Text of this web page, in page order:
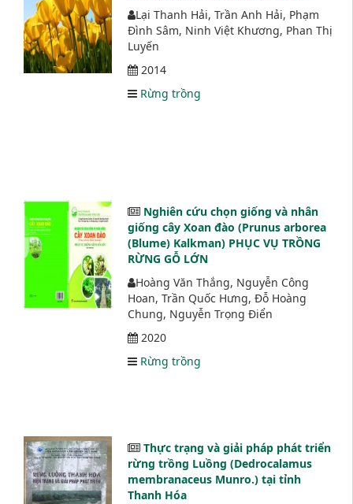
Lại Thanh Hải, Trần Anh Hải, Phạm
Đình Sâm, Ninh Việt Khương, Phan Thị
Luyến
2014
Rừng trồng
Nghiên cứu chọn giống và nhân
giống cây Xoan đào (Prunus arborea
(Blume) Kalkman) PHỤC VỤ TRỒNG
RỪNG GỖ LỚN
Hoàng Văn Thắng, Nguyễn Công
Hoan, Trần Quốc Hưng, Đỗ Hoàng
Chung, Nguyễn Trọng Điển
2020
Rừng trồng
Thực trạng và giải pháp phát triển
rừng trồng Luồng (Dedrocalamus
membranaceus Munro.) tại tỉnh
Thanh Hóa